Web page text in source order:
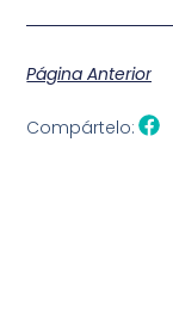
Página Anterior
Compártelo: